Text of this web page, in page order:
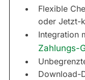
Flexible
oder Jetzt-
Integration
Zahlungs-
Download-